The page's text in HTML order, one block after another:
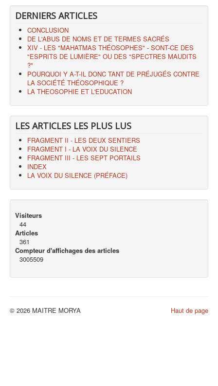
DERNIERS ARTICLES
CONCLUSION
DE L'ABUS DE NOMS ET DE TERMES SACRÉS
XIV - LES "MAHATMAS THÉOSOPHES" - SONT-CE DES
"ESPRITS DE LUMIÈRE" OU DES "SPECTRES MAUDITS
?"
POURQUOI Y A-T-IL DONC TANT DE PRÉJUGÉS CONTRE
LA SOCIÉTÉ THÉOSOPHIQUE ?
LA THEOSOPHIE ET L'EDUCATION
LES ARTICLES LES PLUS LUS
FRAGMENT II - LES DEUX SENTIERS
FRAGMENT I - LA VOIX DU SILENCE
FRAGMENT III - LES SEPT PORTAILS
INDEX
LA VOIX DU SILENCE (PRÉFACE)
Visiteurs
44
Articles
361
Compteur d'affichages des articles
3005509
Haut de page
© 2026 MAITRE MORYA